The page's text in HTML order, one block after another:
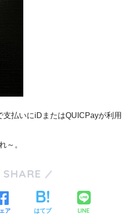
支払いにiDまたはQUICPayが利用
～。
SHARE
ア はてブ LINE